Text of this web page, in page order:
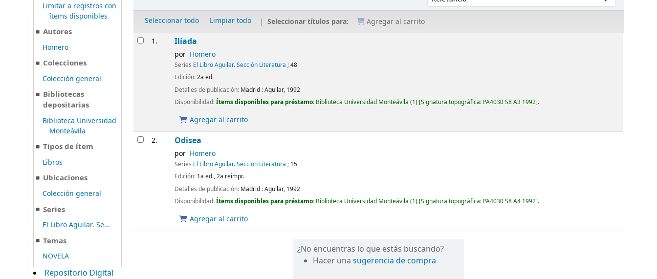
Limitar a registros con
ítems disponibles
Autores
Homero
Colecciones
Colección general
Bibliotecas
depositarias
Biblioteca Universidad
Monteávila
Tipos de ítem
Libros
Ubicaciones
Colección general
Series
El Libro Aguilar. Se...
Temas
NOVELA
Repositorio Digital
Seleccionar todo Limpiar todo Seleccionar títulos para: Agregar al carrito
Resultados
1. Ilíada
por Homero
Series El Libro Aguilar. Sección Literatura ; 48
Edición:2a ed.
Detalles de publicación: Madrid :Aguilar, 1992
Disponibilidad:Ítems disponibles para préstamo: Biblioteca Universidad Monteávila (1) Signatura topográfica: PA4030 S8 A3 1992 .
Agregar al carrito
2. Odisea
por Homero
Series El Libro Aguilar. Sección Literatura ; 15
Edición: 1a ed., 2a reimpr.
Detalles de publicación: Madrid :Aguilar, 1992
Disponibilidad:Ítems disponibles para préstamo: Biblioteca Universidad Monteávila (1) Signatura topográfica: PA4030 S8 A4 1992 .
Agregar al carrito
¿No encuentras lo que estás buscando?
Hacer unasugerencia de compra